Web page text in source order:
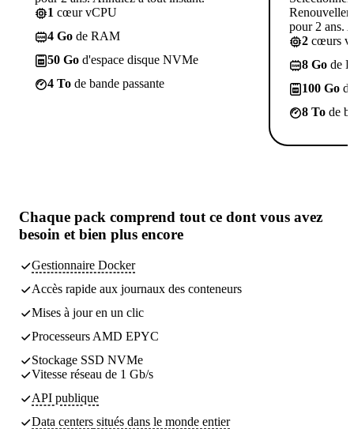
1 cœur vCPU
4 Go de RAM
50 Go d'espace disque NVMe
4 To de bande passante
pour 2 ans.
2 cœurs
8 Go de
100 Go
8 To de
Chaque pack comprend tout ce dont vous avez
besoin et bien plus encore
Gestionnaire Docker
Accès rapide aux journaux des conteneurs
Mises à jour en un clic
Processeurs AMD EPYC
Stockage SSD NVMe
Vitesse réseau de 1 Gb/s
API publique
Data centers situés dans le monde entier